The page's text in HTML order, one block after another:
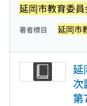
延岡市教育委
著者標目 延岡市
延
次
第